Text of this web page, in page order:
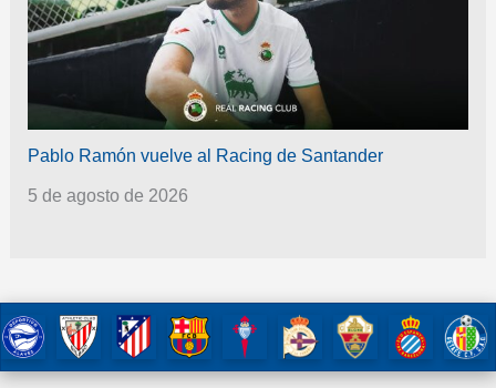
Pablo Ramón vuelve al Racing de Santander
5 de agosto de 2026